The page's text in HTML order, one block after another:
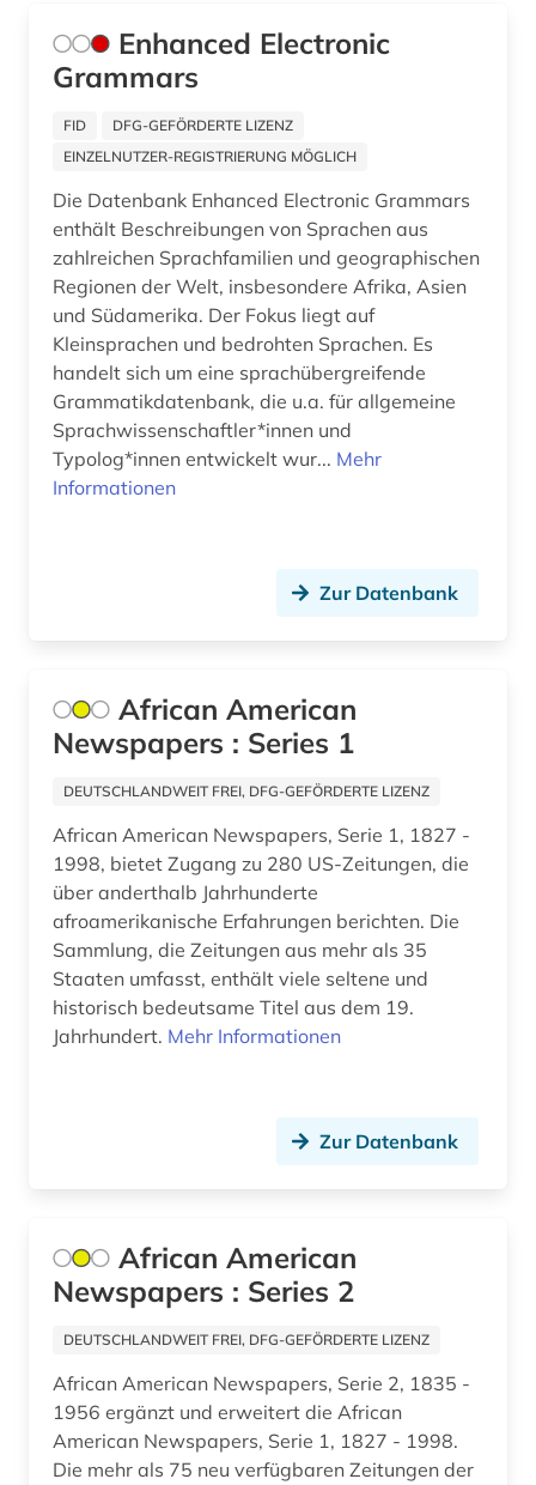
handelsrecht (1)
handschrift (1)
hausa (1)
herkunftsländerinformation (1)
hieroglyphenschrift (1)
hydrogeologie (2)
imperialismus (2)
internationales recht (1)
iran (1)
iranische sprachen (2)
iranistik (3)
islam (9)
israelisch-arabischer konflikt (1)
italien (1)
juden (2)
judentum (3)
Enhanced Electronic
Grammars
FID
DFG-GEFÖRDERTE LIZENZ
EINZELNUTZER-REGISTRIERUNG MÖGLICH
Die Datenbank Enhanced Electronic Grammars
enthält Beschreibungen von Sprachen aus
zahlreichen Sprachfamilien und geographischen
Regionen der Welt, insbesondere Afrika, Asien
und Südamerika. Der Fokus liegt auf
Kleinsprachen und bedrohten Sprachen. Es
handelt sich um eine sprachübergreifende
Grammatikdatenbank, die u.a. für allgemeine
Sprachwissenschaftler*innen und
Typolog*innen entwickelt wur... Mehr
Informationen
Zur Datenbank
African American
Newspapers : Series 1
DEUTSCHLANDWEIT FREI, DFG-GEFÖRDERTE LIZENZ
African American Newspapers, Serie 1, 1827 -
1998, bietet Zugang zu 280 US-Zeitungen, die
über anderthalb Jahrhunderte
afroamerikanische Erfahrungen berichten. Die
Sammlung, die Zeitungen aus mehr als 35
Staaten umfasst, enthält viele seltene und
historisch bedeutsame Titel aus dem 19.
Jahrhundert. Mehr Informationen
Zur Datenbank
African American
Newspapers : Series 2
DEUTSCHLANDWEIT FREI, DFG-GEFÖRDERTE LIZENZ
African American Newspapers, Serie 2, 1835 -
1956 ergänzt und erweitert die African
American Newspapers, Serie 1, 1827 - 1998.
Die mehr als 75 neu verfügbaren Zeitungen der